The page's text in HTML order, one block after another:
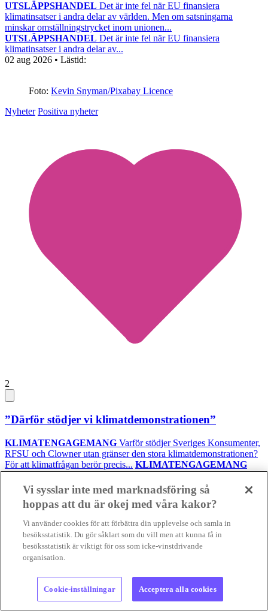
UTSLÄPPSHANDEL Det är inte fel när EU finansiera
klimatinsatser i andra delar av världen. Men om satsningarna
minskar omställningstrycket inom unionen...
UTSLÄPPSHANDEL Det är inte fel när EU finansiera
klimatinsatser i andra delar av...
02 aug 2026 • Lästid:
Foto: Kevin Snyman/Pixabay Licence
Nyheter Positiva nyheter
2
”Därför stödjer vi klimatdemonstrationen”
KLIMATENGAGEMANG Varför stödjer Sveriges Konsumenter,
RFSU och Clowner utan gränser den stora klimatdemonstrationen?
För att klimatfrågan berör precis... KLIMATENGAGEMANG
Varför stödjer Sveriges Konsumenter, RFSU och Clowner utan
grän...
29 jul 2026• Lästid:
Foto: Supermijöbloggen
Intervju Nyheter Positiva nyheter
Vi sysslar inte med marknadsföring så
hoppas att du är okej med våra kakor?
Vi använder cookies för att förbättra din upplevelse och samla in
besöksstatistik. Du gör såklart som du vill men att kunna få in
besöksstatistik är viktigt för oss som icke-vinstdrivande
organisation.
Cookie-inställningar Acceptera alla cookies